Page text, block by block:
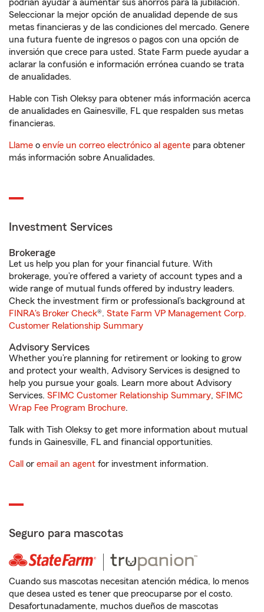
podrían ayudar a aumentar sus ahorros para la jubilación.
Seleccionar la mejor opción de anualidad depende de sus
metas financieras y de las condiciones del mercado. Genere
una futura fuente de ingresos o pagos con una opción de
inversión que crece para usted. State Farm puede ayudar a
aclarar la confusión e información errónea cuando se trata
de anualidades.
Hable con Tish Oleksy para obtener más información acerca
de anualidades en Gainesville, FL que respalden sus metas
financieras.
Llame o envíe un correo electrónico al agente para obtener
más información sobre Anualidades.
Investment Services
Brokerage
Let us help you plan for your financial future. With
brokerage, you’re offered a variety of account types and a
wide range of mutual funds offered by industry leaders.
Check the investment firm or professional’s background at
FINRA's Broker Check®. State Farm VP Management Corp.
Customer Relationship Summary
Advisory Services
Whether you’re planning for retirement or looking to grow
and protect your wealth, Advisory Services is designed to
help you pursue your goals. Learn more about Advisory
Services. SFIMC Customer Relationship Summary, SFIMC
Wrap Fee Program Brochure.
Talk with Tish Oleksy to get more information about mutual
funds in Gainesville, FL and financial opportunities.
Call or email an agent for investment information.
Seguro para mascotas
Cuando sus mascotas necesitan atención médica, lo menos
que desea usted es tener que preocuparse por el costo.
Desafortunadamente, muchos dueños de mascotas